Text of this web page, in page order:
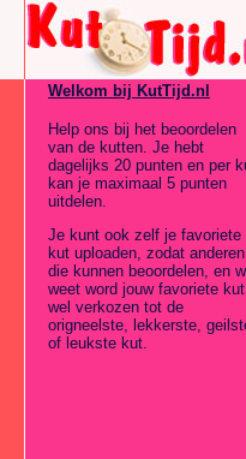
Welkom bij KutTijd.nl
Help ons bij het beoordelen
van de kutten. Je hebt
dagelijks 20 punten en per
kan je maximaal 5 punten
uitdelen.
Je kunt ook zelf je favoriete
kut uploaden, zodat anderen
die kunnen beoordelen, en
weet word jouw favoriete kut
wel verkozen tot de
origneelste, lekkerste,
of leukste kut.